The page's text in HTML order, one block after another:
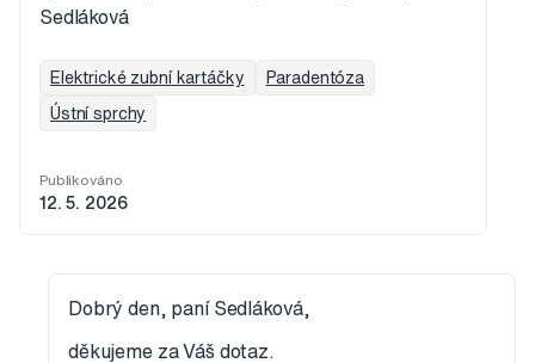
Sedláková
Elektrické zubní kartáčky Paradentóza
Ústní sprchy
Publikováno
12. 5. 2026
Dobrý den, paní Sedláková,
děkujeme za Váš dotaz.